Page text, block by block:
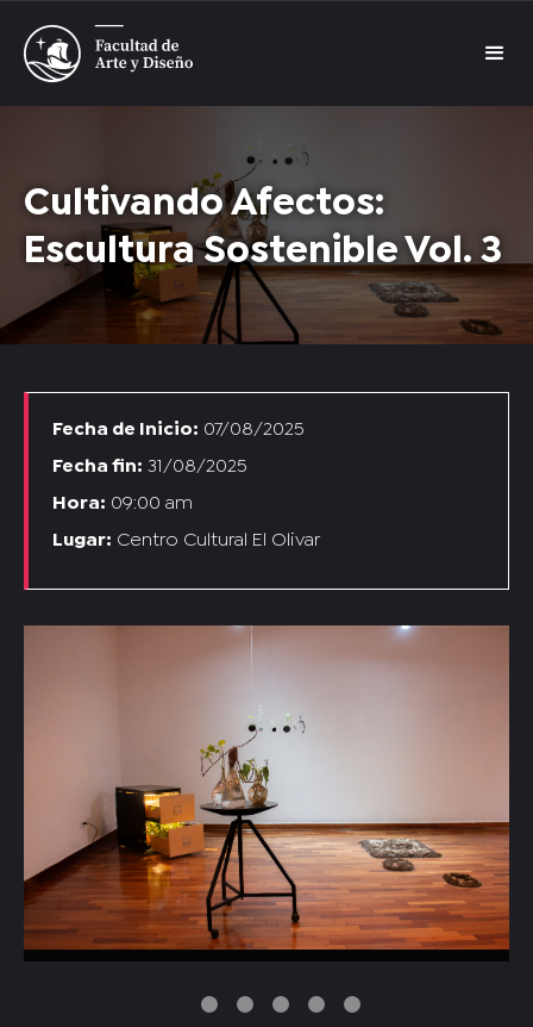
Cultivando Afectos:
Escultura Sostenible Vol. 3
Fecha de Inicio: 07/08/2025
Fecha fin: 31/08/2025
Hora: 09:00 am
Lugar: Centro Cultural El Olivar